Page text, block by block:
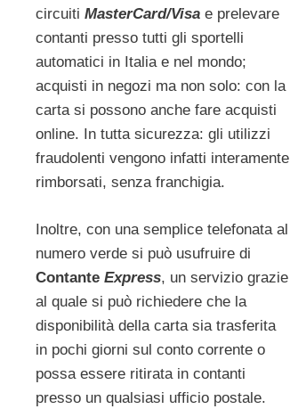
circuiti MasterCard/Visa e prelevare
contanti presso tutti gli sportelli
automatici in Italia e nel mondo;
acquisti in negozi ma non solo: con la
carta si possono anche fare acquisti
online. In tutta sicurezza: gli utilizzi
fraudolenti vengono infatti interamente
rimborsati, senza franchigia.
Inoltre, con una semplice telefonata al
numero verde si può usufruire di
Contante Express, un servizio grazie
al quale si può richiedere che la
disponibilità della carta sia trasferita
in pochi giorni sul conto corrente o
possa essere ritirata in contanti
presso un qualsiasi ufficio postale.